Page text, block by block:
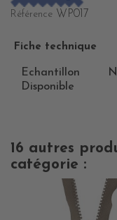
Référence WP017
Fiche technique
Echantillon
Disponible
16 autres
catégorie :